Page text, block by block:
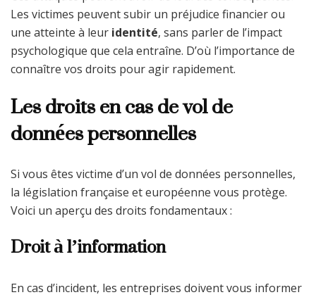
Les victimes peuvent subir un préjudice financier ou
une atteinte à leur identité, sans parler de l’impact
psychologique que cela entraîne. D’où l’importance de
connaître vos droits pour agir rapidement.
Les droits en cas de vol de
données personnelles
Si vous êtes victime d’un vol de données personnelles,
la législation française et européenne vous protège.
Voici un aperçu des droits fondamentaux :
Droit à l’information
En cas d’incident, les entreprises doivent vous informer